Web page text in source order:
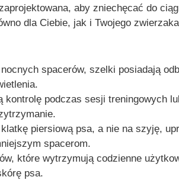
aby zniechęcać do
dla Ciebie, jak i Twojego
spacerów, szelki posiadają
kontrolę podczas sesji treningowych
piersiową psa, a nie na szyję,
spacerom.
które wytrzymują codzienne
psa.